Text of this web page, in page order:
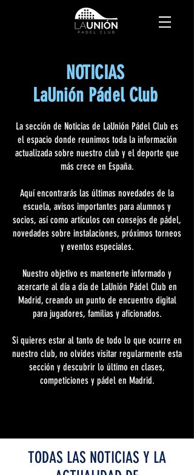
NOTICIAS
LaUnión Pádel Club
La sección de Noticias de LaUnión Pádel Club es
el espacio donde reunimos toda la información
actualizada sobre nuestro club y el deporte que
más crece en España.
Aquí encontrarás las últimas novedades de la
escuela, avisos importantes para alumnos y
socios, así como artículos con consejos de pádel,
novedades sobre instalaciones, próximos torneos
y eventos especiales.
Nuestro objetivo es mantenerte informado y
acercarte al día a día de LaUnión Pádel Club en
Madrid, creando un punto de encuentro digital
para jugadores, familias y aficionados.
Si quieres estar al tanto de todo lo que ocurre en
nuestro club, no olvides visitar regularmente esta
sección y descubrir lo último en clases,
competiciones y pádel en Madrid.
TODAS LAS NOTICIAS Y LA